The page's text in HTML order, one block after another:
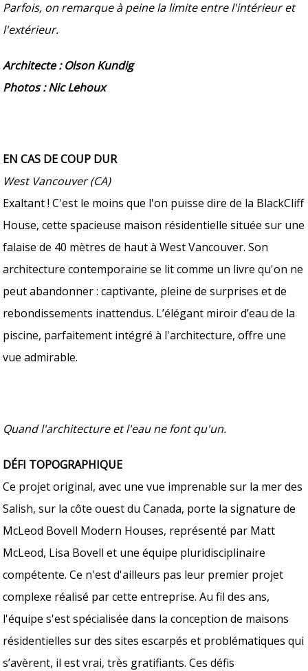
Parfois, on remarque à peine la limite entre l'intérieur et
l'extérieur.
Architecte : Olson Kundig
Photos : Nic Lehoux
EN CAS DE COUP DUR
West Vancouver (CA)
Exaltant ! C'est le moins que l'on puisse dire de la BlackCliff
House, cette spacieuse maison résidentielle située sur une
falaise de 40 mètres de haut à West Vancouver. Son
architecture contemporaine se lit comme un livre qu'on ne
peut abandonner : captivante, pleine de surprises et de
rebondissements inattendus. L’élégant miroir d’eau de la
piscine, parfaitement intégré à l'architecture, offre une
vue admirable.
Quand l'architecture et l'eau ne font qu'un.
DÉFI TOPOGRAPHIQUE
Ce projet original, avec une vue imprenable sur la mer des
Salish, sur la côte ouest du Canada, porte la signature de
McLeod Bovell Modern Houses, représenté par Matt
McLeod, Lisa Bovell et une équipe pluridisciplinaire
compétente. Ce n'est d'ailleurs pas leur premier projet
complexe réalisé par cette entreprise. Au fil des ans,
l'équipe s'est spécialisée dans la conception de maisons
résidentielles sur des sites escarpés et problématiques qui
s’avèrent, il est vrai, très gratifiants. Ces défis